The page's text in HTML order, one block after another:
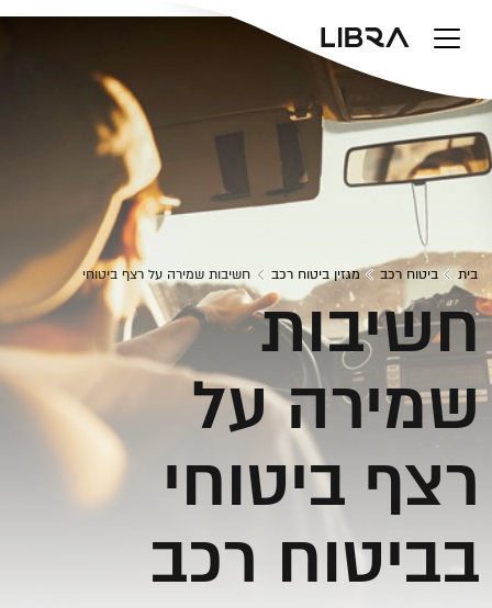
בית ביטוח רכב מגזין ביטוח רכב חשיבות שמירה על רצף ביטוחי
חשיבות
שמירה על
רצף ביטוחי
בביטוח רכב